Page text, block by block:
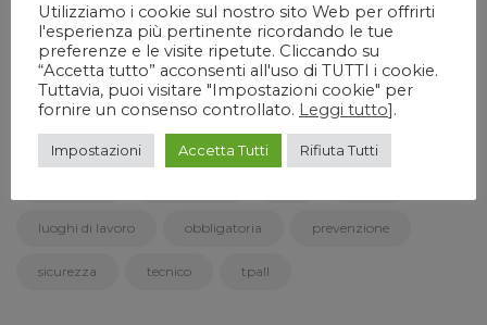
CLOUD TAGS
luoghi di lavoro obbligatoria prevenzione
sicurezza tecnico tpall
Utilizziamo i cookie sul nostro sito Web per offrirti
l'esperienza più pertinente ricordando le tue
preferenze e le visite ripetute. Cliccando su
“Accetta tutto” acconsenti all'uso di TUTTI i cookie.
Tuttavia, puoi visitare "Impostazioni cookie" per
fornire un consenso controllato. Leggi tutto].
Impostazioni Accetta Tutti Rifiuta Tutti